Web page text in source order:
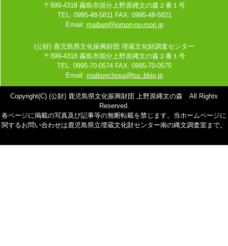
〒899-4318 霧島市国分上野原縄文の森２番１号
TEL: 0995-48-5811 FAX: 0995-48-5821
Email: maibun@jomon-no-mori.jp
(公財) 鹿児島県文化振興財団 埋蔵文化財調査センター
〒899-4318 霧島市国分上野原縄文の森２番１号
TEL: 0995-70-0574 FAX: 0995-70-0575
Email: maibunchosa@tuc.bbiq.jp
Copyright(C) (公財) 鹿児島県文化振興財団 上野原縄文の森 All Rights
Reserved.
各ページに掲載の写真及び記事等の無断転載を禁じます。当ホームページに
関するお問い合わせは鹿児島県立埋蔵文化財センター南の縄文調査室まで。